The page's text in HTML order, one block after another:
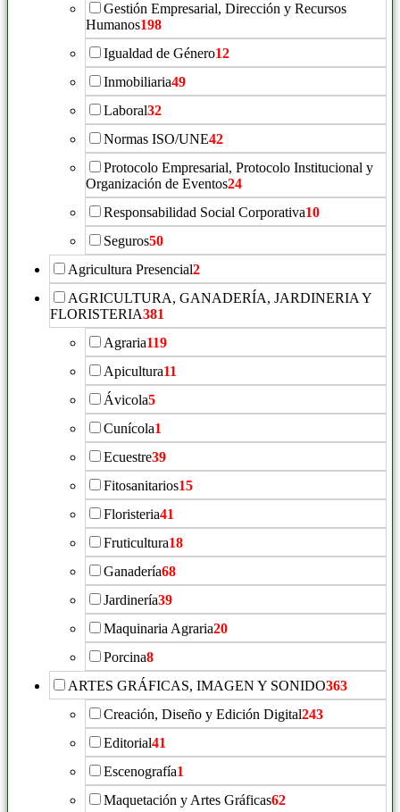
Gestión Empresarial, Dirección y Recursos
Humanos198
Igualdad de Género12
Inmobiliaria49
Laboral32
Normas ISO/UNE42
Protocolo Empresarial, Protocolo Institucional y
Organización de Eventos24
Responsabilidad Social Corporativa10
Seguros50
Agricultura Presencial2
AGRICULTURA, GANADERÍA, JARDINERIA Y
FLORISTERIA381
Agraria119
Apicultura11
Ávicola5
Cunícola1
Ecuestre39
Fitosanitarios15
Floristeria41
Fruticultura18
Ganadería68
Jardinería39
Maquinaria Agraria20
Porcina8
ARTES GRÁFICAS, IMAGEN Y SONIDO363
Creación, Diseño y Edición Digital243
Editorial41
Escenografía1
Maquetación y Artes Gráficas62